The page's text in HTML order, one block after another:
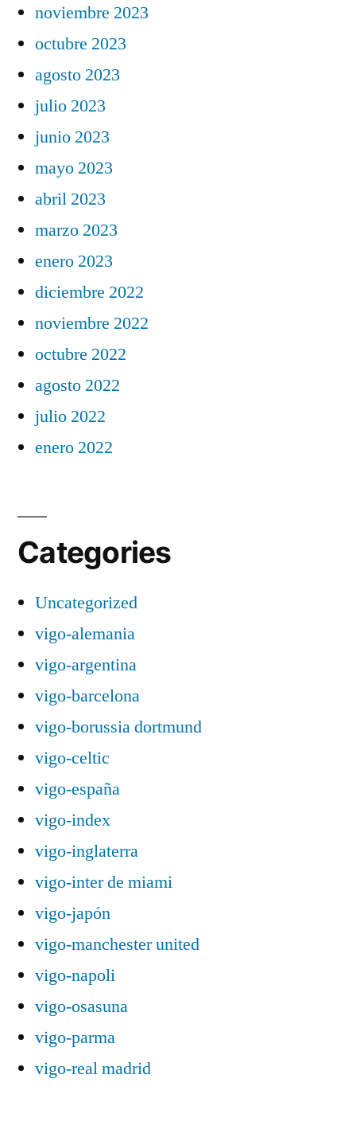
noviembre 2023
octubre 2023
agosto 2023
julio 2023
junio 2023
mayo 2023
abril 2023
marzo 2023
enero 2023
diciembre 2022
noviembre 2022
octubre 2022
agosto 2022
julio 2022
enero 2022
Categories
Uncategorized
vigo-alemania
vigo-argentina
vigo-barcelona
vigo-borussia dortmund
vigo-celtic
vigo-españa
vigo-index
vigo-inglaterra
vigo-inter de miami
vigo-japón
vigo-manchester united
vigo-napoli
vigo-osasuna
vigo-parma
vigo-real madrid